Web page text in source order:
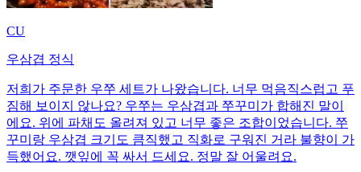
CU
우삼겹 정식
저희가 주문한 우쭈 세트가 나왔습니다. 너무 먹음직스럽고 푸
짐해 보이지 않나요? 우쭈는 우삼겹과 쭈꾸미가 합해진 말이
에요. 위에 파채도 올려져 있고 너무 좋은 조합이었습니다. 쭈
꾸미랑 우삼겹 크기도 큼직했고 직화로 구워진 거라 불향이 가
득했어요. 깻잎에 꼭 싸서 드세요. 정말 잘 어울려요.